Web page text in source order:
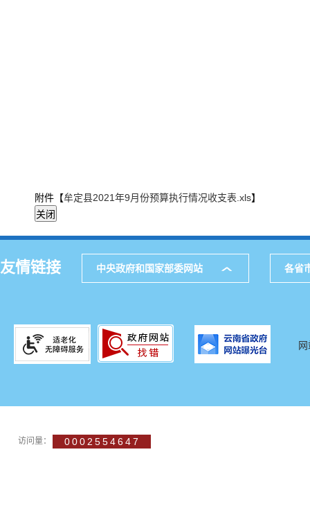
附件【牟定县2021年9月份预算执行情况收支表.xls】
友情链接 中央政府和国家部委网站 各省
访问量： 0002554647